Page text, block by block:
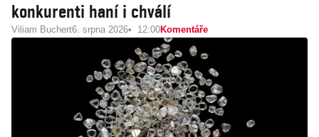
konkurenti haní i chválí
Viliam Buchert6. srpna 2026 12:00Komentáře